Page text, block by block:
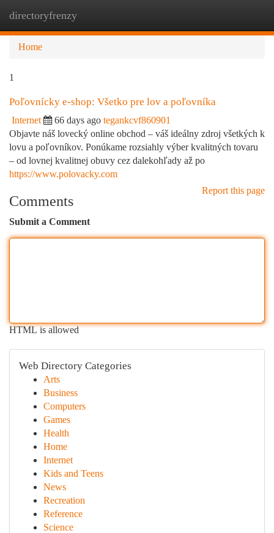
directoryfrenzy
Home
1
Poľovnícky e-shop: Všetko pre lov a poľovníka
Internet 66 days ago tegankcvf860901
Objavte náš lovecký online obchod – váš ideálny zdroj všetkých k
lovu a poľovníkov. Ponúkame rozsiahly výber kvalitných tovaru
– od lovnej kvalitnej obuvy cez dalekohľady až po
https://www.polovacky.com
Report this page
Comments
Submit a Comment
HTML is allowed
Web Directory Categories
Arts
Business
Computers
Games
Health
Home
Internet
Kids and Teens
News
Recreation
Reference
Science